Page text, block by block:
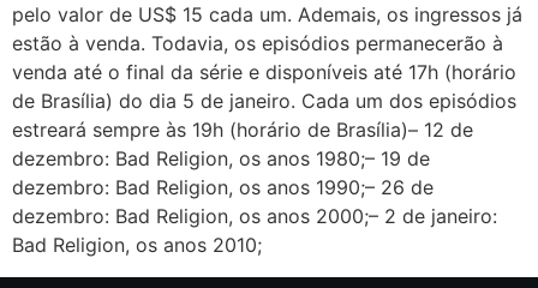
pelo valor de US$ 15 cada um. Ademais, os ingressos já
estão à venda. Todavia, os episódios permanecerão à
venda até o final da série e disponíveis até 17h (horário
de Brasília) do dia 5 de janeiro. Cada um dos episódios
estreará sempre às 19h (horário de Brasília)– 12 de
dezembro: Bad Religion, os anos 1980;– 19 de
dezembro: Bad Religion, os anos 1990;– 26 de
dezembro: Bad Religion, os anos 2000;– 2 de janeiro:
Bad Religion, os anos 2010;